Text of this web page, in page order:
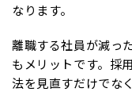
なります。
離職する社員が減っ
もメリットです。採
法を見直すだけでな